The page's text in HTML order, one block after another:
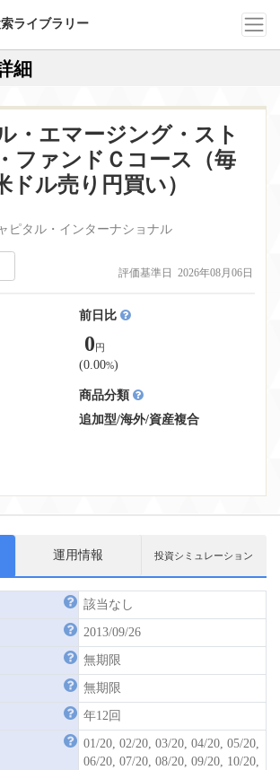
ライブラリー
細
・エマージング・スト
ファンドＣコース（毎
ドル売り円買い）
ピタル・インターナショナル
評価基準日 2026年08月06日
前日比
0円
(0.00%)
商品分類
追加型/海外/資産複合
運用情報 投資シミュレーション
該当なし
2013/09/26
無期限
無期限
年12回
01/20, 02/20, 03/20, 04/20, 05/20,
06/20, 07/20, 08/20, 09/20, 10/20,